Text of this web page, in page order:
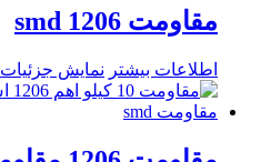
مقاومت 1206 smd
اطلاعات بیشتر نمایش جزئیات